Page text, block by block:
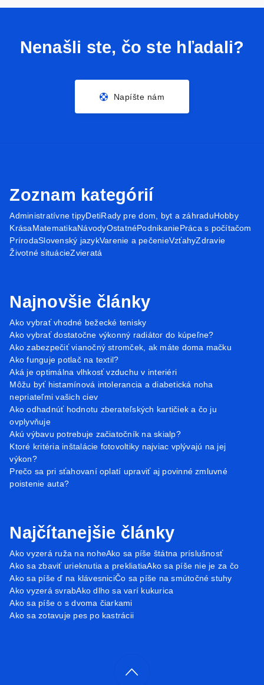
Nenašli ste, čo ste hľadali?
Napíšte nám
Zoznam kategórií
Administratívne tipyDetiRady pre dom, byt a záhraduHobby
KrásaMatematikaNávodyOstatnéPodnikaniePráca s počítačom
PrírodaSlovenský jazykVarenie a pečenieVzťahyZdravie
Životné situácieZvieratá
Najnovšie články
Ako vybrať vhodné bežecké tenisky
Ako vybrať dostatočne výkonný radiátor do kúpeľne?
Ako zabezpečiť vianočný stromček, ak máte doma mačku
Ako funguje potlač na textil?
Aká je optimálna vlhkosť vzduchu v interiéri
Môžu byť histamínová intolerancia a diabetická noha
nepriateľmi vašich ciev
Ako odhadnúť hodnotu zberateľských kartičiek a čo ju
ovplyvňuje
Akú výbavu potrebuje začiatočník na skialp?
Ktoré kritéria inštalácie fotovoltiky najviac vplývajú na jej
výkon?
Prečo sa pri sťahovaní oplatí upraviť aj povinné zmluvné
poistenie auta?
Najčítanejšie články
Ako vyzerá ruža na noheAko sa píše štátna príslušnosť
Ako sa zbaviť urieknutia a prekliatiaAko sa píše nie je za čo
Ako sa píše ď na klávesniciČo sa píše na smútočné stuhy
Ako vyzerá svrabAko dlho sa varí kukurica
Ako sa píše o s dvoma čiarkami
Ako sa zotavuje pes po kastrácii